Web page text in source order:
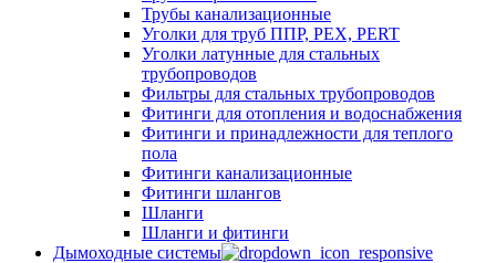
Трубы канализационные
Уголки для труб ППР, PEX, PERT
Уголки латунные для стальных
трубопроводов
Фильтры для стальных трубопроводов
Фитинги для отопления и водоснабжения
Фитинги и принадлежности для теплого
пола
Фитинги канализационные
Фитинги шлангов
Шланги
Шланги и фитинги
Дымоходные системы